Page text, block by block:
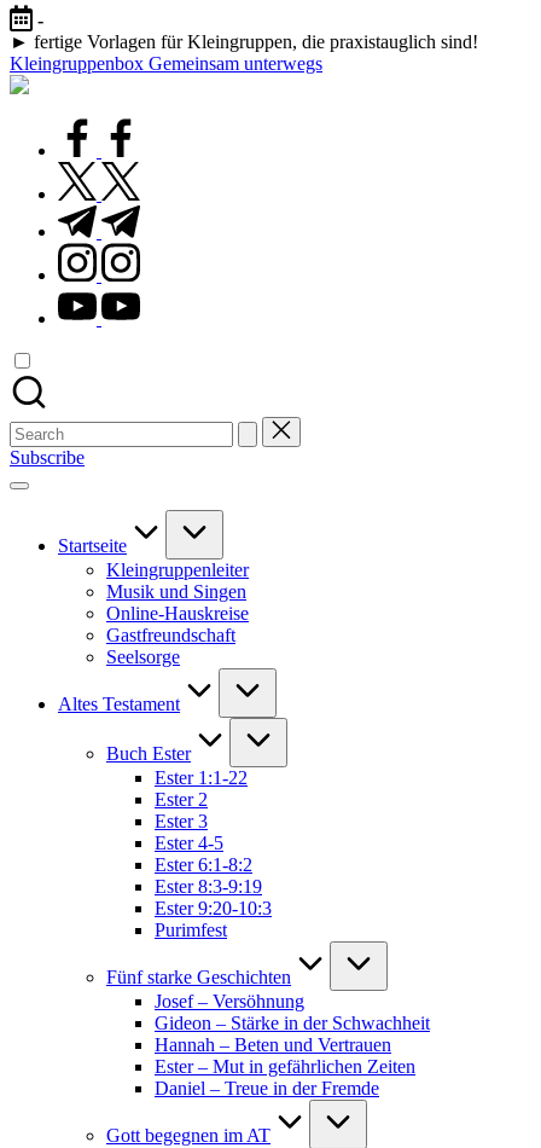
Skip
to
content
-
► fertige Vorlagen für Kleingruppen, die praxistauglich sind!
Kleingruppenbox Gemeinsam unterwegs
Gemeinsam
wachsen,
leben
facebook.com
twitter.com
t.me
instagram.com
youtube.com
Search
for:
Subscribe
Startseite
Kleingruppenleiter
Musik und Singen
Online-Hauskreise
Gastfreundschaft
Seelsorge
Altes Testament
Buch Ester
Ester 1:1-22
Ester 2
Ester 3
Ester 4-5
Ester 6:1-8:2
Ester 8:3-9:19
Ester 9:20-10:3
Purimfest
Fünf starke Geschichten
Josef – Versöhnung
Gideon – Stärke in der Schwachheit
Hannah – Beten und Vertrauen
Ester – Mut in gefährlichen Zeiten
Daniel – Treue in der Fremde
Gott begegnen im AT